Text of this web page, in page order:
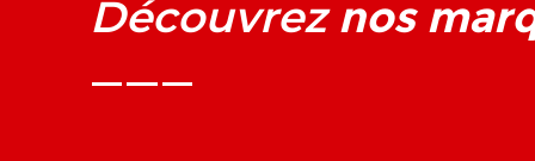
Découvrez nos